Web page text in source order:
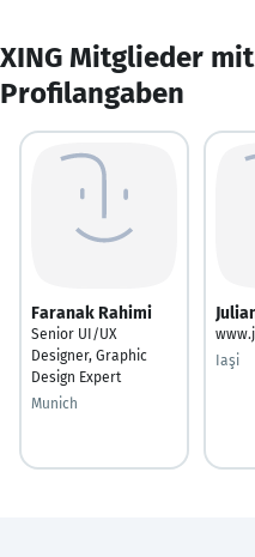
XING Mitglieder
Profilangaben
Faranak Rahimi
Senior UI/UX
Designer, Graphic
Design Expert
Munich
Iaşi